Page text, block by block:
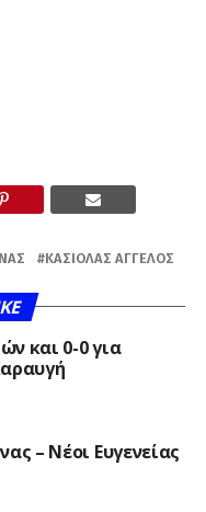
ΚΑΣΙΌΛΑΣ ΆΓΓΕΛΟΣ
και 0-0 για
– Νέοι Ευγενείας